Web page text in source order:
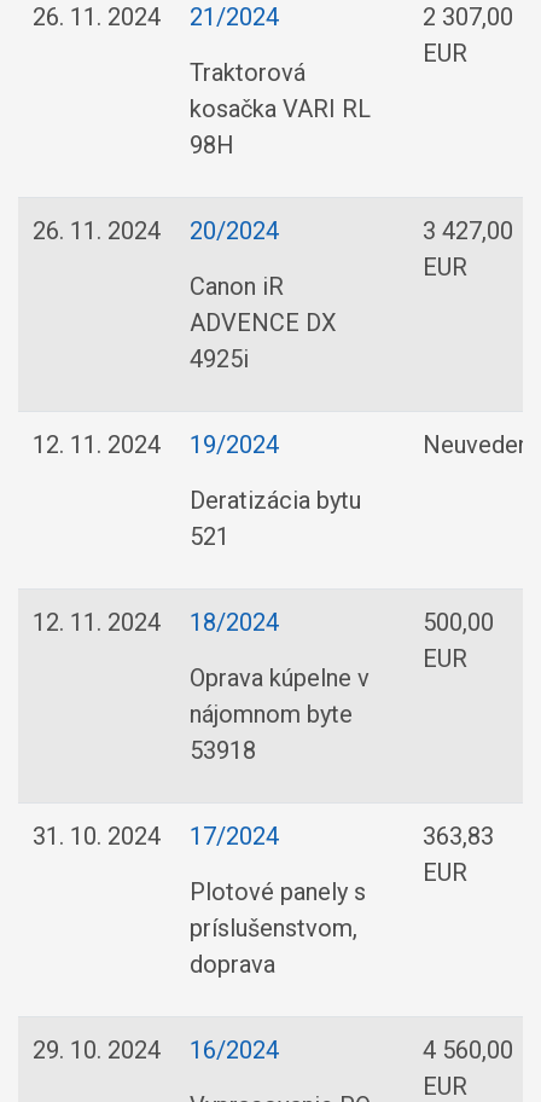
26. 11. 2024
21/2024
Traktorová
kosačka VARI RL
98H
2 307,00
EUR
26. 11. 2024
20/2024
Canon iR
ADVENCE DX
4925i
3 427,00
EUR
12. 11. 2024
19/2024
Deratizácia bytu
521
12. 11. 2024
18/2024
Oprava kúpelne v
nájomnom byte
53918
500,00
EUR
31. 10. 2024
17/2024
Plotové panely s
príslušenstvom,
doprava
363,83
EUR
29. 10. 2024
16/2024
4 560,00
EUR